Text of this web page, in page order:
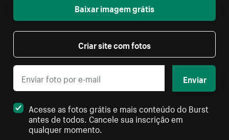
Baixar imagem grátis
Criar site com fotos
Enviar
Acesse as fotos grátis e mais conteúdo do Burst
antes de todos. Cancele sua inscrição em
qualquer momento.